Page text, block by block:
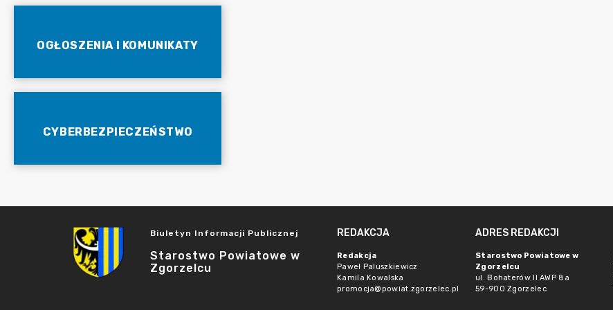
OGŁOSZENIA I KOMUNIKATY
CYBERBEZPIECZEŃSTWO
Biuletyn Informacji Publicznej
Starostwo Powiatowe w
Zgorzelcu
REDAKCJA
Redakcja
Paweł Paluszkiewicz
Kamila Kowalska
promocja@powiat.zgorzelec.pl
ADRES REDAKCJI
Starostwo Powiatowe w
Zgorzelcu
ul. Bohaterów II AWP 8a
59-900 Zgorzelec